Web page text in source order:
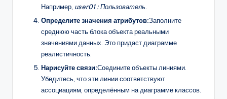
Например, user01 : Пользователь
Определите значения атрибутов:Заполните
среднюю часть блока объекта реальными
значениями данных. Это придаст диаграмме
реалистичность.
Нарисуйте связи:Соедините объекты линиями.
Убедитесь, что эти линии соответствуют
ассоциациям, определённым на диаграмме классов.